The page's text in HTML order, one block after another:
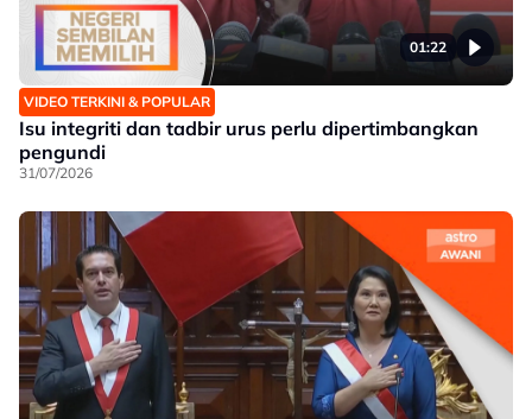
01:22
VIDEO TERKINI & POPULAR
Isu integriti dan tadbir urus perlu dipertimbangkan
pengundi
31/07/2026